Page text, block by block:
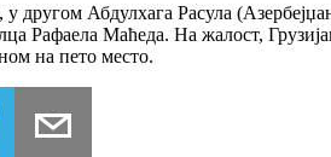
Абдулхага Расула
Рафаела Маћеда. На жалост,
на пето место.